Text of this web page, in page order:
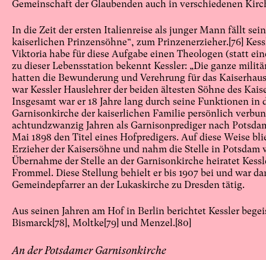
Gemeinschaft der Glaubenden auch in verschiedenen
In die Zeit der ersten Italienreise als junger Mann fällt
kaiserlichen Prinzensöhne“, zum Prinzenerzieher.[76]
Viktoria habe für diese Aufgabe einen Theologen (statt
zu dieser Lebensstation bekennt Kessler: „Die ganze
hatten die Bewunderung und Verehrung für das
war Kessler Hauslehrer der beiden ältesten Söhne des
Insgesamt war er 18 Jahre lang durch seine Funktionen
Garnisonkirche der kaiserlichen Familie persönlich
achtundzwanzig Jahren als Garnisonprediger nach
Mai 1898 den Titel eines Hofpredigers. Auf diese Weise
Erzieher der Kaisersöhne und nahm die Stelle in
Übernahme der Stelle an der Garnisonkirche heiratet
Frommel. Diese Stellung behielt er bis 1907 bei und war
Gemeindepfarrer an der Lukaskirche zu Dresden tätig.
Aus seinen Jahren am Hof in Berlin berichtet Kessler
Bismarck[78], Moltke[79] und Menzel.[80]
An der Potsdamer Garnisonkirche